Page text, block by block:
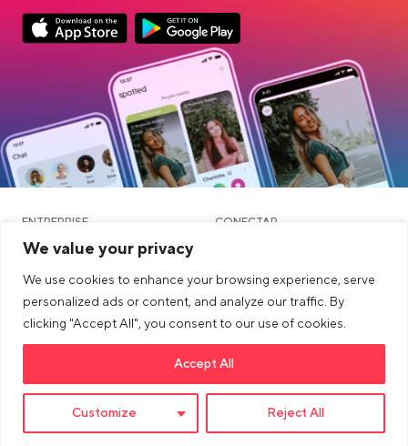
We value your privacy
We use cookies to enhance your browsing experience, serve
personalized ads or content, and analyze our traffic. By
clicking "Accept All", you consent to our use of cookies.
Customize Reject All
Accept All
Link opens in a new tabLink opens in a new tab
Google Play Download
ENTREPRISE CONECTAR
Blog
Communauté et rencontres
Link opens in a new tab
>Link to tiktok profile
Link opens in a new tab
>Link to Instagram profile
Link opens in a new tab
>Link to Youtube profile
© 2026 dua AG. All right reserved.